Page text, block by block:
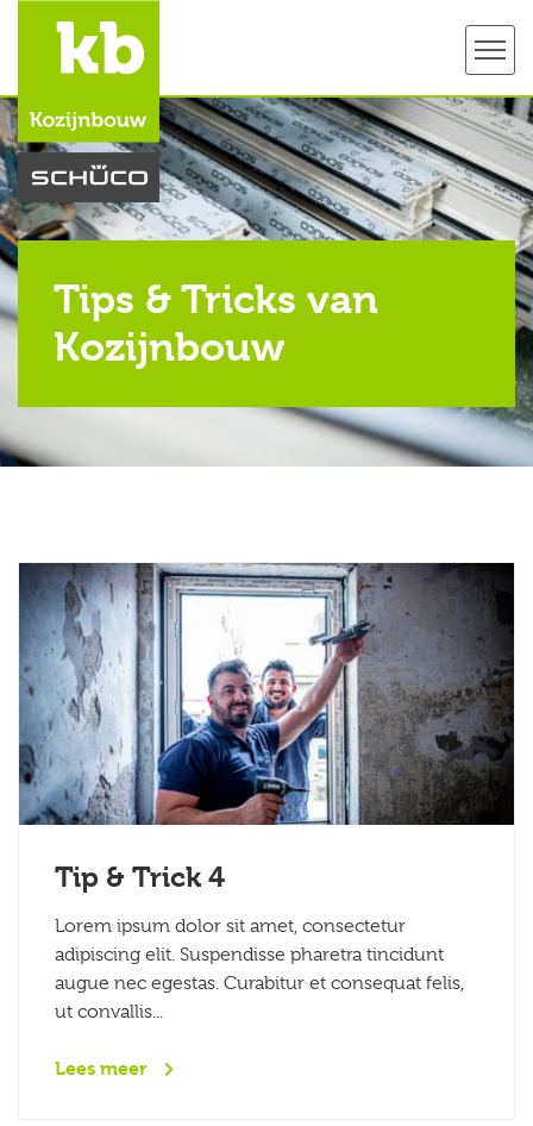
Tips & Tricks van
Kozijnbouw
Tip & Trick 4
Lorem ipsum dolor sit amet, consectetur
adipiscing elit. Suspendisse pharetra tincidunt
augue nec egestas. Curabitur et consequat felis,
ut convallis...
Lees meer